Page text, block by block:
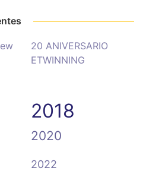
20 ANIVERSARIO
ETWINNING
2018
2020
2022